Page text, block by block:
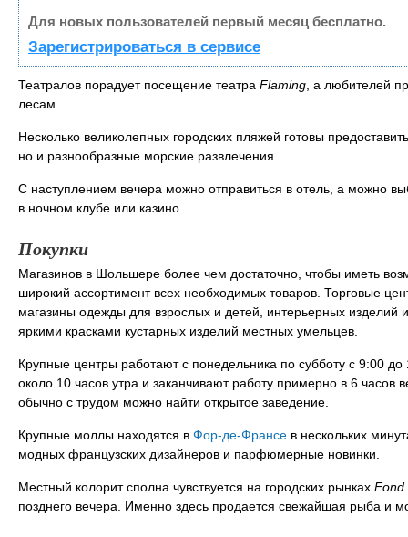
Для новых пользователей первый месяц бесплатно.
Зарегистрироваться в сервисе
Театралов порадует посещение театра Flaming, а любителей
лесам.
Несколько великолепных городских пляжей готовы
но и разнообразные морские развлечения.
С наступлением вечера можно отправиться в отель, а можно
в ночном клубе или казино.
Покупки
Магазинов в Шольшере более чем достаточно, чтобы иметь
широкий ассортимент всех необходимых товаров. Торговые
магазины одежды для взрослых и детей, интерьерных изделий
яркими красками кустарных изделий местных умельцев.
Крупные центры работают с понедельника по субботу с 9:00
около 10 часов утра и заканчивают работу примерно в 6
обычно с трудом можно найти открытое заведение.
Крупные моллы находятся в Фор-де-Франсе в нескольких
модных французских дизайнеров и парфюмерные новинки.
Местный колорит сполна чувствуется на городских рынках Fond
позднего вечера. Именно здесь продается свежайшая рыба и